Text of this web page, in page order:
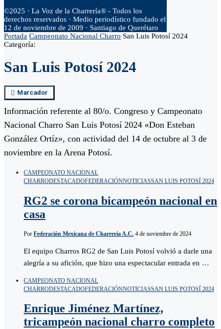
©2025 · La Voz de la Charrería® - Todos los
derechos reservados · Medio periodístico fundado el
12 de noviembre de 2009 · Santiago de Querétaro
Portada Campeonato Nacional Charro San Luis Potosí 2024
Categoría:
San Luis Potosí 2024
Marcador
Información referente al 80/o. Congreso y Campeonato
Nacional Charro San Luis Potosí 2024 «Don Esteban
González Ortíz», con actividad del 14 de octubre al 3 de
noviembre en la Arena Potosí.
CAMPEONATO NACIONAL
CHARRODESTACADOFEDERACIÓNNOTICIASSAN LUIS POTOSÍ 2024
RG2 se corona bicampeón nacional en
casa
Por Federación Mexicana de Charrería A.C. 4 de noviembre de 2024
El equipo Charros RG2 de San Luis Potosí volvió a darle una
alegría a su afición, que hizo una espectacular entrada en …
CAMPEONATO NACIONAL
CHARRODESTACADOFEDERACIÓNNOTICIASSAN LUIS POTOSÍ 2024
Enrique Jiménez Martínez,
tricampeón nacional charro completo